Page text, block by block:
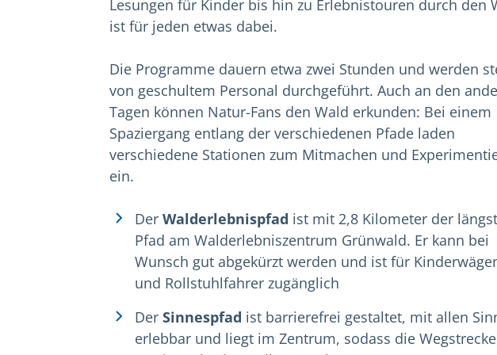
Lesungen für Kinder bis hin zu Erlebnistouren durch den
ist für jeden etwas dabei.
Die Programme dauern etwa zwei Stunden und werden
von geschultem Personal durchgeführt. Auch an den
Tagen können Natur-Fans den Wald erkunden: Bei einem
Spaziergang entlang der verschiedenen Pfade laden
verschiedene Stationen zum Mitmachen und
ein.
Der Walderlebnispfad ist mit 2,8 Kilometer der
Pfad am Walderlebniszentrum Grünwald. Er kann bei
Wunsch gut abgekürzt werden und ist für
und Rollstuhlfahrer zugänglich
Der Sinnespfad ist barrierefrei gestaltet, mit allen
erlebbar und liegt im Zentrum, sodass die Wegstrecke